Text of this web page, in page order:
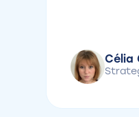
Célia